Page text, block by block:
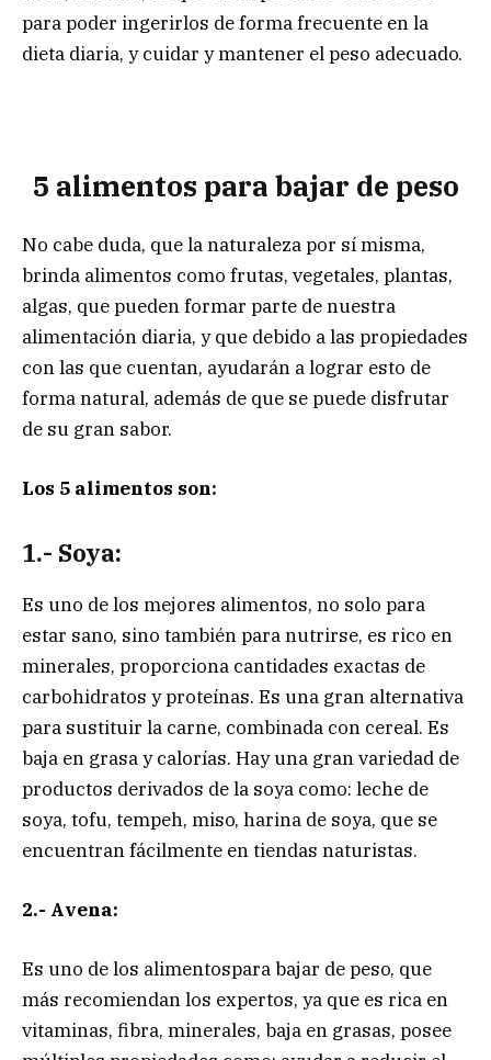
para poder ingerirlos de forma frecuente en la
dieta diaria, y cuidar y mantener el peso adecuado.
5 alimentos para bajar de peso
No cabe duda, que la naturaleza por sí misma,
brinda alimentos como frutas, vegetales, plantas,
algas, que pueden formar parte de nuestra
alimentación diaria, y que debido a las propiedades
con las que cuentan, ayudarán a lograr esto de
forma natural, además de que se puede disfrutar
de su gran sabor.
Los 5 alimentos son:
1.- Soya:
Es uno de los mejores alimentos, no solo para
estar sano, sino también para nutrirse, es rico en
minerales, proporciona cantidades exactas de
carbohidratos y proteínas. Es una gran alternativa
para sustituir la carne, combinada con cereal. Es
baja en grasa y calorías. Hay una gran variedad de
productos derivados de la soya como: leche de
soya, tofu, tempeh, miso, harina de soya, que se
encuentran fácilmente en tiendas naturistas.
2.- Avena:
Es uno de los alimentospara bajar de peso, que
más recomiendan los expertos, ya que es rica en
vitaminas, fibra, minerales, baja en grasas, posee